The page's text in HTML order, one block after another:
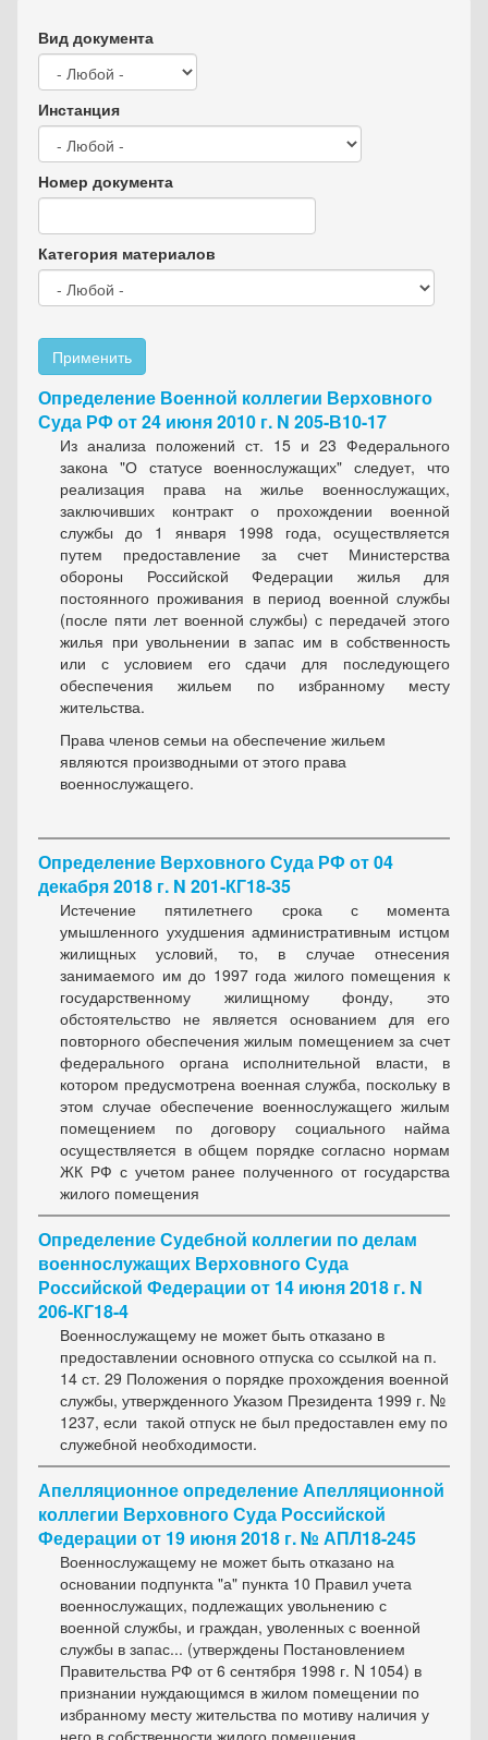
Вид документа
Инстанция
Номер документа
Категория материалов
Применить
Определение Военной коллегии Верховного
Суда РФ от 24 июня 2010 г. N 205-В10-17
Из анализа положений ст. 15 и 23 Федерального
закона "О статусе военнослужащих" следует, что
реализация права на жилье военнослужащих,
заключивших контракт о прохождении военной
службы до 1 января 1998 года, осуществляется
путем предоставление за счет Министерства
обороны Российской Федерации жилья для
постоянного проживания в период военной службы
(после пяти лет военной службы) с передачей этого
жилья при увольнении в запас им в собственность
или с условием его сдачи для последующего
обеспечения жильем по избранному месту
жительства.
Права членов семьи на обеспечение жильем
являются производными от этого права
военнослужащего.
Определение Верховного Суда РФ от 04
декабря 2018 г. N 201-КГ18-35
Истечение пятилетнего срока с момента
умышленного ухудшения административным истцом
жилищных условий, то, в случае отнесения
занимаемого им до 1997 года жилого помещения к
государственному жилищному фонду, это
обстоятельство не является основанием для его
повторного обеспечения жилым помещением за счет
федерального органа исполнительной власти, в
котором предусмотрена военная служба, поскольку в
этом случае обеспечение военнослужащего жилым
помещением по договору социального найма
осуществляется в общем порядке согласно нормам
ЖК РФ с учетом ранее полученного от государства
жилого помещения
Определение Судебной коллегии по делам
военнослужащих Верховного Суда
Российской Федерации от 14 июня 2018 г. N
206-КГ18-4
Военнослужащему не может быть отказано в
предоставлении основного отпуска со ссылкой на п.
14 ст. 29 Положения о порядке прохождения военной
службы, утвержденного Указом Президента 1999 г. №
1237, если такой отпуск не был предоставлен ему по
служебной необходимости.
Апелляционное определение Апелляционной
коллегии Верховного Суда Российской
Федерации от 19 июня 2018 г. № АПЛ18-245
Военнослужащему не может быть отказано на
основании подпункта "а" пункта 10 Правил учета
военнослужащих, подлежащих увольнению с
военной службы, и граждан, уволенных с военной
службы в запас... (утверждены Постановлением
Правительства РФ от 6 сентября 1998 г. N 1054) в
признании нуждающимся в жилом помещении по
избранному месту жительства по мотиву наличия у